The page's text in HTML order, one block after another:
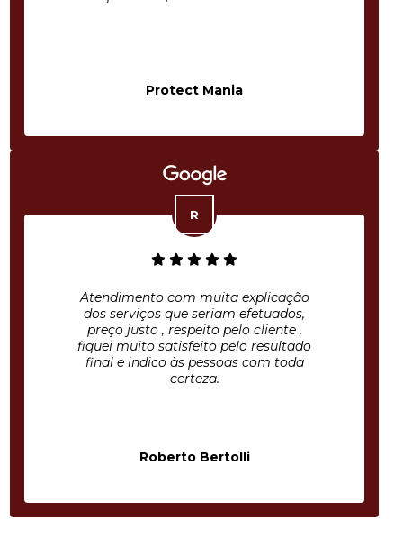
Protect Mania
Atendimento com muita explicação
dos serviços que seriam efetuados,
preço justo , respeito pelo cliente ,
fiquei muito satisfeito pelo resultado
final e indico às pessoas com toda
certeza.
Roberto Bertolli